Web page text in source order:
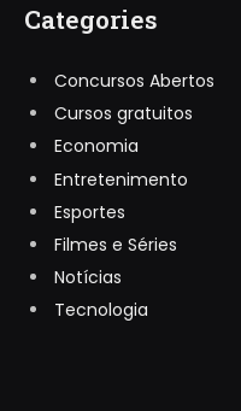
Categories
Concursos Abertos
Cursos gratuitos
Economia
Entretenimento
Esportes
Filmes e Séries
Notícias
Tecnologia